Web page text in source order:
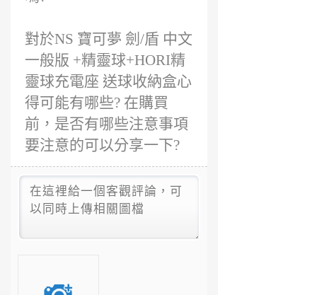
對於NS 寶可夢 劍/盾 中文
一般版 +精靈球+HORI精
靈球充電座 送球收納盒心
得可能有哪些? 在購買
前，是否有哪些注意事項
要注意的可以分享一下?